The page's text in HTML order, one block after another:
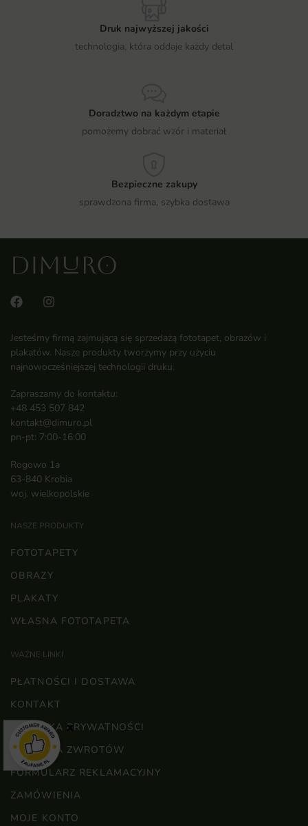
Druk najwyższej jakości
technologia, która oddaje każdy detal
Doradztwo na każdym etapie
pomożemy dobrać wzór i materiał
Bezpieczne zakupy
sprawdzona firma, szybka dostawa
Jesteśmy firmą zajmującą się sprzedażą fototapet, obrazów i
plakatów. Nasze produkty tworzymy przy użyciu
najnowocześniejszej technologii druku.
Zapraszamy do kontaktu:
+48 453 507 842
kontakt@dimuro.pl
pn-pt: 7:00-16:00
Rogowo 1a
63-840 Krobia
woj. wielkopolskie
NASZE PRODUKTY
FOTOTAPETY
OBRAZY
PLAKATY
WŁASNA FOTOTAPETA
WAŻNE LINKI
PŁATNOŚCI I DOSTAWA
KONTAKT
POLITYKA PRYWATNOŚCI
POLITYKA ZWROTÓW
FORMULARZ REKLAMACYJNY
ZAMÓWIENIA
MOJE KONTO
×